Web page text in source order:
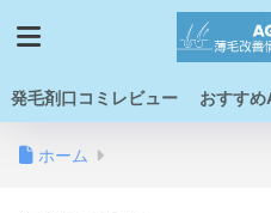
発毛剤口コミレビュー おすす
ホーム